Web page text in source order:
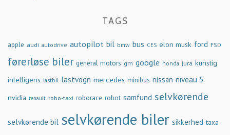
TAGS
apple audi autodrive autopilot bil bmw bus CES elon musk ford FSD
førerløse biler general motors gm google honda jura kunstig
intelligens lastbil lastvogn mercedes minibus nissan niveau 5
nvidia renault robo-taxi roborace robot samfund selvkørende
selvkørende bil selvkørende biler sikkerhed taxa